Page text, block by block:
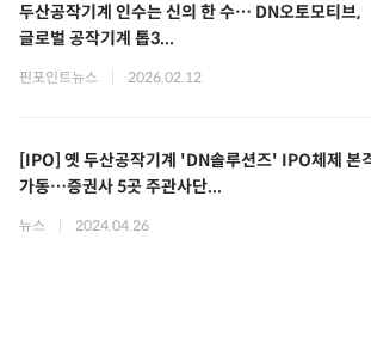
두산공작기계 인수는 신의 한 수… DN오토모티브,
글로벌 공작기계 톱3...
핀포인트뉴스 2026.02.12
[IPO] 옛 두산공작기계 'DN솔루션즈' IPO체제 본
가동…증권사 5곳 주관사단...
뉴스 2024.04.26